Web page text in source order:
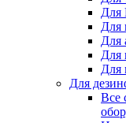
Для
Для
Для
Для
Для
Для
Все